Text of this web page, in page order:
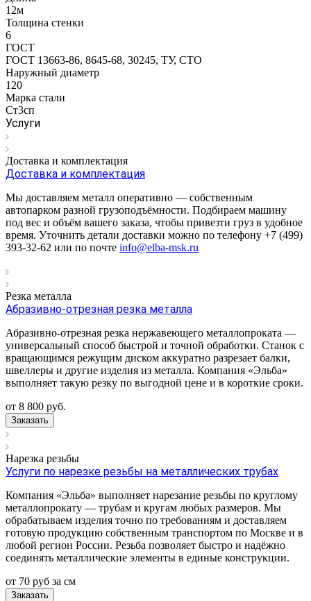
12м
Толщина стенки
6
ГОСТ
ГОСТ 13663-86, 8645-68, 30245, ТУ, СТО
Наружный диаметр
120
Марка стали
Ст3сп
Услуги
Доставка и комплектация
Доставка и комплектация
Мы доставляем металл оперативно — собственным
автопарком разной грузоподъёмности. Подбираем машину
под вес и объём вашего заказа, чтобы привезти груз в удобное
время. Уточнить детали доставки можно по телефону +7 (499)
393-32-62 или по почте info@elba-msk.ru
Резка металла
Абразивно-отрезная резка металла
Абразивно-отрезная резка нержавеющего металлопроката —
универсальный способ быстрой и точной обработки. Станок с
вращающимся режущим диском аккуратно разрезает балки,
швеллеры и другие изделия из металла. Компания «Эльба»
выполняет такую резку по выгодной цене и в короткие сроки.
от 8 800 руб.
Заказать
Нарезка резьбы
Услуги по нарезке резьбы на металлических трубах
Компания «Эльба» выполняет нарезание резьбы по круглому
металлопрокату — трубам и кругам любых размеров. Мы
обрабатываем изделия точно по требованиям и доставляем
готовую продукцию собственным транспортом по Москве и в
любой регион России. Резьба позволяет быстро и надёжно
соединять металлические элементы в единые конструкции.
от 70 руб за см
Заказать